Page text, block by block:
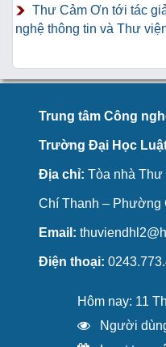
Thư Cảm Ơn tới tác
nghệ thông tin và Thư
Trung tâm Công
Trường Đại Học
Địa chỉ: Tòa nhà
Chí Thanh – Phường
Email:
Điện thoại:
Hôm nay: 11
Người